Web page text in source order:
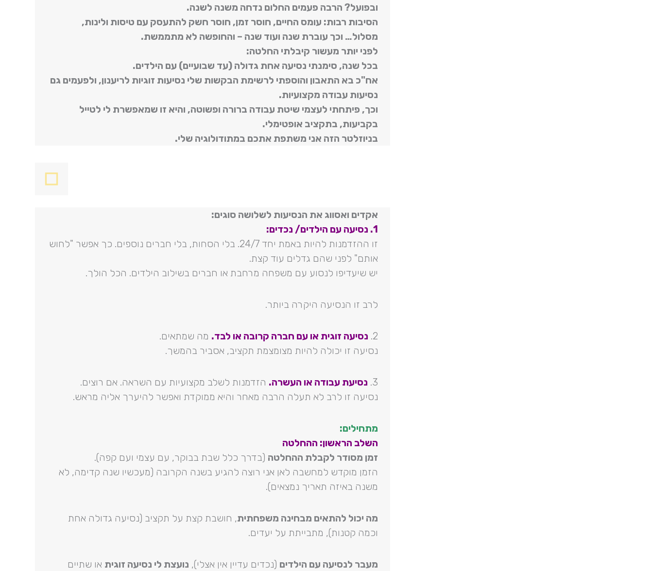
ובפועל? הרבה פעמים החלום נדחה משנה לשנה.
הסיבות רבות: עומס החיים, חוסר זמן, חוסר חשק להתעסק עם טיסות ולינות,
מסלול… וכך עוברת שנה ועוד שנה – והחופשה לא מתממשת.
לפני יותר מעשור קיבלתי החלטה:
בכל שנה, סימנתי נסיעה אחת גדולה (עד שבועיים) עם הילדים.
אח"כ בא התאבון והוספתי לרשימת הבקשות שלי נסיעות זוגיות לריענון, ולפעמים גם
נסיעות עבודה מקצועיות.
וכך, פיתחתי לעצמי שיטת עבודה ברורה ופשוטה, והיא זו שמאפשרת לי לטייל
בקביעות, בתקציב אופטימלי.
בניוזלטר הזה אני משתפת אתכם במתודולוגיה שלי.
אקדים ואסווג את הנסיעות לשלושה סוגים:
1. נסיעה עם הילדים/ נכדים:
זו ההזדמנות להיות באמת יחד 24/7. בלי הסחות, בלי חברים נוספים. כך אפשר "לחוש
אותם" לפני שהם גדלים עוד קצת.
יש שיעדיפו לנסוע עם משפחה מרחבת או חברים בשילוב הילדים. הכל הולך.
לרב זו הנסיעה היקרה ביותר.
2. נסיעה זוגית או עם חברה קרובה או לבד. מה שמתאים.
נסיעה זו יכולה להיות מצומצמת תקציב, אסביר בהמשך.
3. נסיעת עבודה או העשרה. הזדמנות לשלב מקצועיות עם השראה. אם רוצים.
נסיעה זו לרב לא תעלה הרבה מאחר והיא ממוקדת ואפשר להיערך אליה מראש.
מתחילים:
השלב הראשון: ההחלטה
זמן מסודר לקבלת ההחלטה (בדרך כלל שבת בבוקר, עם עצמי ועם קפה).
הזמן מוקדש למחשבה לאן אני רוצה להגיע בשנה הקרובה (מעכשיו שנה קדימה, לא
משנה באיזה תאריך נמצאים).
מה יכול להתאים מבחינה משפחתית, חושבת קצת על תקציב (נסיעה גדולה אחת
וכמה קטנות), מתבייתת על יעדים.
מעבר לנסיעה עם הילדים (נכדים עדיין אין אצלי), נועצת לי נסיעה זוגית או שתיים